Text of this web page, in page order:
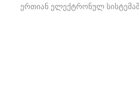
ერთიან ელექტრონულ